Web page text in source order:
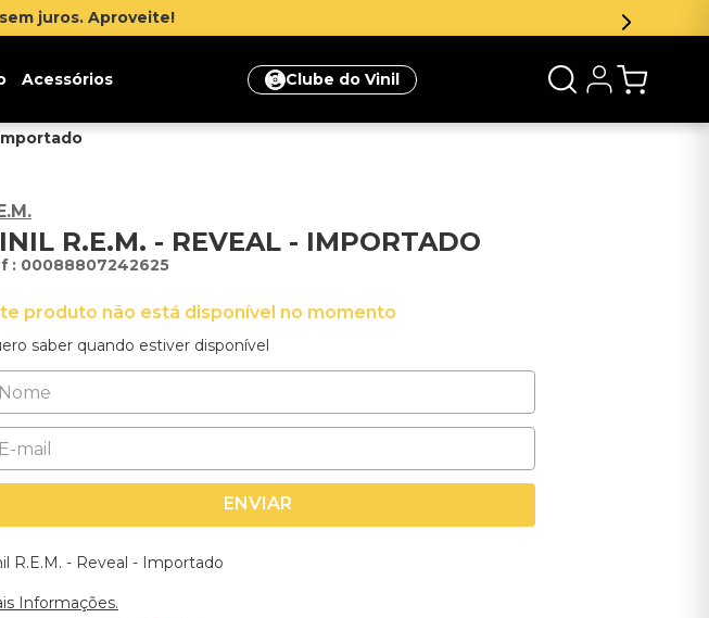
juros. Aproveite!
Acessórios Clube do Vinil
R.E.M. - REVEAL - IMPORTADO
: 00088807242625
produto não está disponível no momento
saber quando estiver disponível
ENVIAR
R.E.M. - Reveal - Importado
Informações.